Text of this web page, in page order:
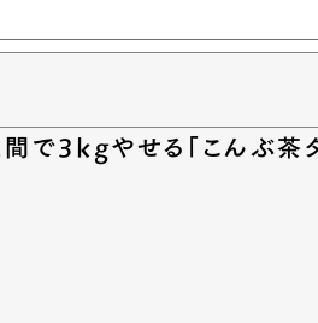
3kgやせる「こんぶ茶ダ